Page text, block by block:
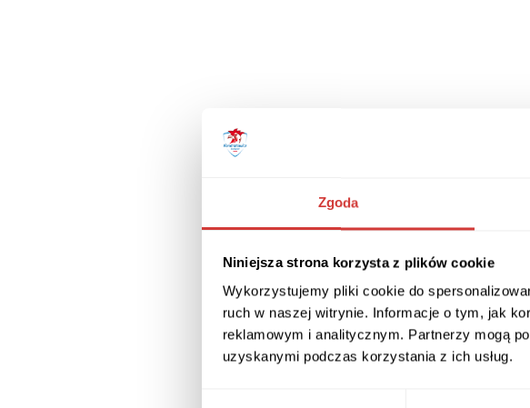
Zgoda
Niniejsza strona korzysta z plików cookie
Wykorzystujemy pliki cookie do
ruch w naszej witrynie. Informacje o tym, jak
reklamowym i analitycznym. Partnerzy mogą
uzyskanymi podczas korzystania z ich usług.